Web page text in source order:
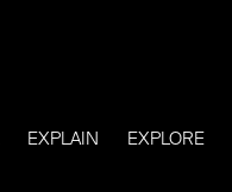
EXPLAIN EXPLORE